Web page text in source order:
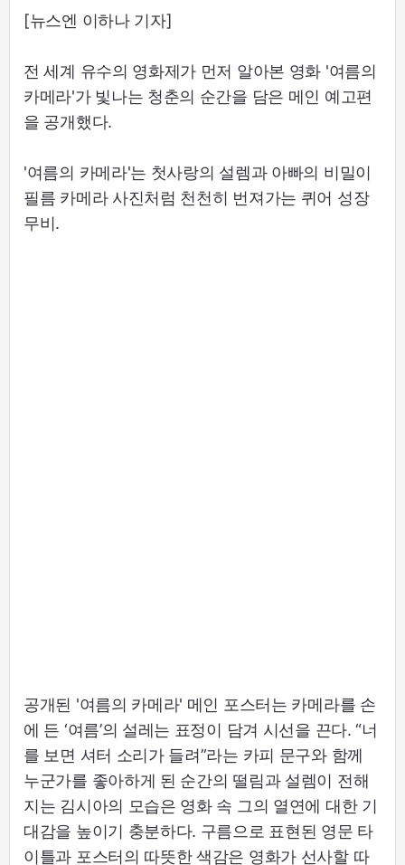
[뉴스엔 이하나 기자]
전 세계 유수의 영화제가 먼저 알아본 영화 '여름의
카메라'가 빛나는 청춘의 순간을 담은 메인 예고편
을 공개했다.
'여름의 카메라'는 첫사랑의 설렘과 아빠의 비밀이
필름 카메라 사진처럼 천천히 번져가는 퀴어 성장
무비.
공개된 '여름의 카메라' 메인 포스터는 카메라를 손
에 든 ‘여름’의 설레는 표정이 담겨 시선을 끈다. “너
를 보면 셔터 소리가 들려”라는 카피 문구와 함께
누군가를 좋아하게 된 순간의 떨림과 설렘이 전해
지는 김시아의 모습은 영화 속 그의 열연에 대한 기
대감을 높이기 충분하다. 구름으로 표현된 영문 타
이틀과 포스터의 따뜻한 색감은 영화가 선사할 따